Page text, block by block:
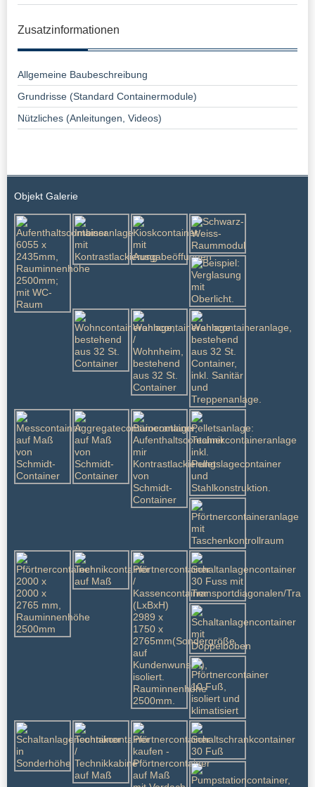
Zusatzinformationen
Allgemeine Baubeschreibung
Grundrisse (Standard Containermodule)
Nützliches (Anleitungen, Videos)
Objekt Galerie